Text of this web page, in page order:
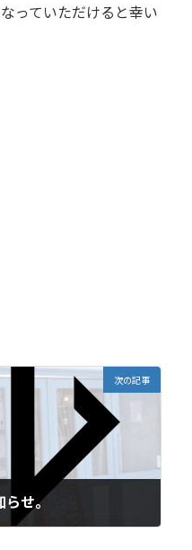
っていただけると幸い
次の記事
らせ。